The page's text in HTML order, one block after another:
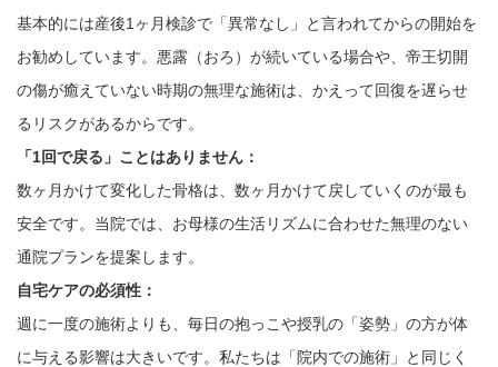
基本的には産後1ヶ月検診で「異常なし」と言われてからの開始を
お勧めしています。悪露（おろ）が続いている場合や、帝王切開
の傷が癒えていない時期の無理な施術は、かえって回復を遅らせ
るリスクがあるからです。
「1回で戻る」ことはありません：
数ヶ月かけて変化した骨格は、数ヶ月かけて戻していくのが最も
安全です。当院では、お母様の生活リズムに合わせた無理のない
通院プランを提案します。
自宅ケアの必須性：
週に一度の施術よりも、毎日の抱っこや授乳の「姿勢」の方が体
に与える影響は大きいです。私たちは「院内での施術」と同じく